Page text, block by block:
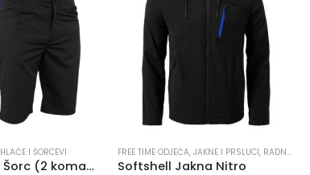
HLAČE I ŠORCEVI
Lagani Ljetni Šorc (2 komada)
FREE TIME ODJEĆA, JAKNE I PRSLUCI, RADNA ODJEĆA
Softshell Jakna Nitro